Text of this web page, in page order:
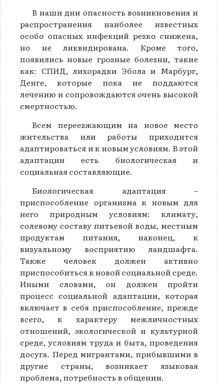
В наши дни опасность возникновения и
распространения наиболее известных
особо опасных инфекций резко снижена,
но не ликвидирована. Кроме того,
появились новые грозные болезни, такие
как: СПИД, лихорадки Эбола и Марбург,
Денге, которые пока не поддаются
лечению и сопровождаются очень высокой
смертностью.
Всем переезжающим на новое место
жительства или работы приходится
адаптироваться и к новым условиям. В этой
адаптации есть биологическая и
социальная составляющие.
Биологическая адаптация –
приспособление организма к новым для
него природным условиям: климату,
солевому составу питьевой воды, местным
продуктам питания, наконец, к
визуальному восприятию ландшафта.
Также человек должен активно
приспособиться к новой социальной среде.
Иными словами, он должен пройти
процесс социальной адаптации, которая
включает в себя приспособление, прежде
всего, к характеру межличностных
отношений, экологической и культурной
среде, условиям труда и быта, проведения
досуга. Перед мигрантами, прибывшими в
другие страны, возникает языковая
проблема, потребность в общении.